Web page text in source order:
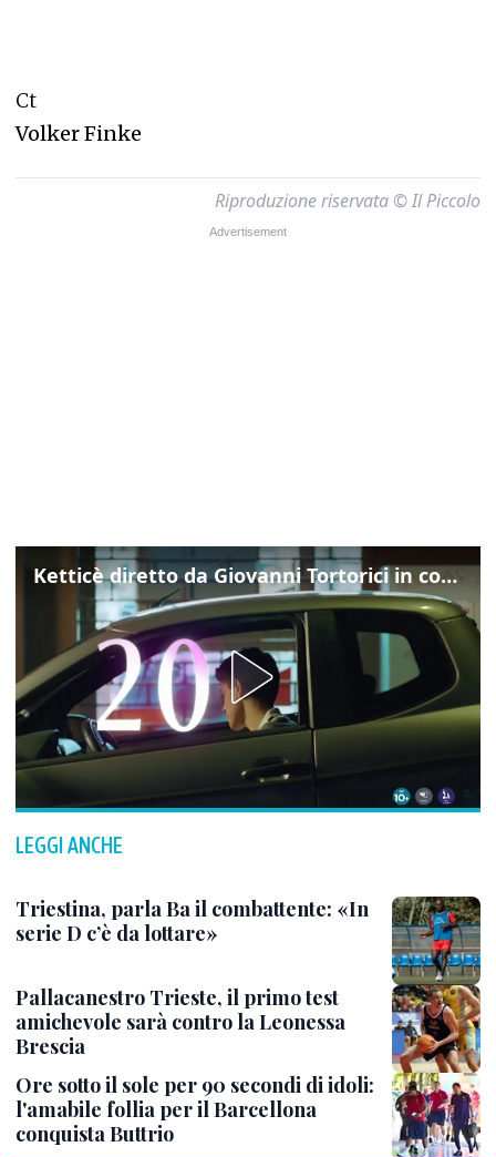
Ct
Volker Finke
Riproduzione riservata © Il Piccolo
Ketticè diretto da Giovanni Tortorici in concorso al Locarno Film Festival
LEGGI ANCHE
Triestina, parla Ba il combattente: «In
serie D c’è da lottare»
Pallacanestro Trieste, il primo test
amichevole sarà contro la Leonessa
Brescia
Ore sotto il sole per 90 secondi di idoli:
l'amabile follia per il Barcellona
conquista Buttrio